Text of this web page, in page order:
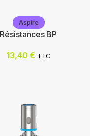
Aspire
Résistances BP
13,40 € TTC